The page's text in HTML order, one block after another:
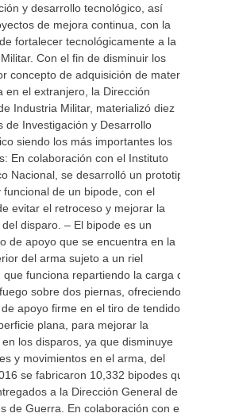
y desarrollo tecnológico, así
de mejora continua, con la
fortalecer tecnológicamente a la
Con el fin de disminuir los
concepto de adquisición de material
en el extranjero, la Dirección
Industria Militar, materializó diez
de Investigación y Desarrollo
siendo los más importantes los
En colaboración con el Instituto
Nacional, se desarrolló un prototipo
funcional de un bipode, con el
evitar el retroceso y mejorar la
disparo. – El bipode es un
de apoyo que se encuentra en la
del arma sujeto a un riel
que funciona repartiendo la carga del
sobre dos piernas, ofreciendo
apoyo firme en el tiro de tendido o
plana, para mejorar la
en los disparos, ya que disminuye
y movimientos en el arma, del
se fabricaron 10,332 bipodes que
a la Dirección General de
de Guerra. En colaboración con el